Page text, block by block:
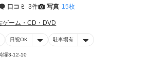
口コミ 3件 写真 15枚
ゲーム・CD・DVD
日祝OK 駐車場有
塚3-12-10